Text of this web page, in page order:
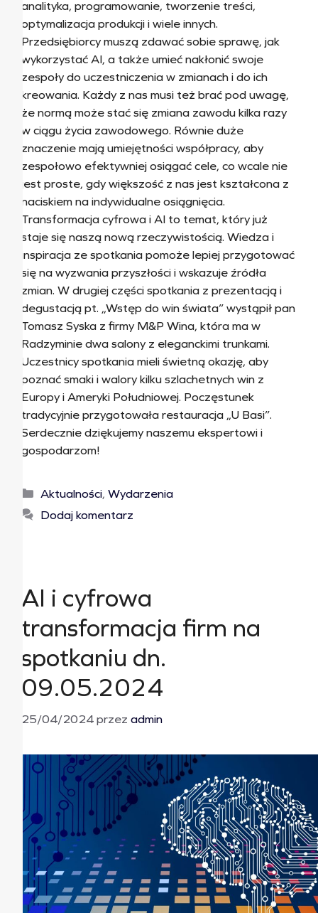
analityka, programowanie, tworzenie treści,
optymalizacja produkcji i wiele innych.
Przedsiębiorcy muszą zdawać sobie sprawę, jak
wykorzystać AI, a także umieć nakłonić swoje
zespoły do uczestniczenia w zmianach i do ich
kreowania. Każdy z nas musi też brać pod uwagę,
że normą może stać się zmiana zawodu kilka razy
w ciągu życia zawodowego. Równie duże
znaczenie mają umiejętności współpracy, aby
zespołowo efektywniej osiągać cele, co wcale nie
jest proste, gdy większość z nas jest kształcona z
naciskiem na indywidualne osiągnięcia.
Transformacja cyfrowa i AI to temat, który już
staje się naszą nową rzeczywistością. Wiedza i
inspiracja ze spotkania pomoże lepiej przygotować
się na wyzwania przyszłości i wskazuje źródła
zmian. W drugiej części spotkania z prezentacją i
degustacją pt. „Wstęp do win świata” wystąpił pan
Tomasz Syska z firmy M&P Wina, która ma w
Radzyminie dwa salony z eleganckimi trunkami.
Uczestnicy spotkania mieli świetną okazję, aby
poznać smaki i walory kilku szlachetnych win z
Europy i Ameryki Południowej. Poczęstunek
tradycyjnie przygotowała restauracja „U Basi”.
Serdecznie dziękujemy naszemu ekspertowi i
gospodarzom!
Aktualności,Wydarzenia
Dodaj komentarz
AI i cyfrowa
transformacja firm na
spotkaniu dn.
09.05.2024
25/04/2024przez admin